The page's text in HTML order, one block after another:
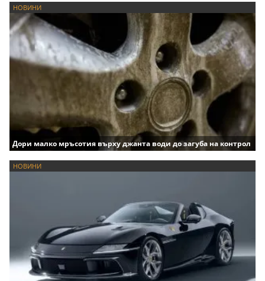
НОВИНИ
Дори малко мръсотия върху джанта води до загуба на контрол
НОВИНИ